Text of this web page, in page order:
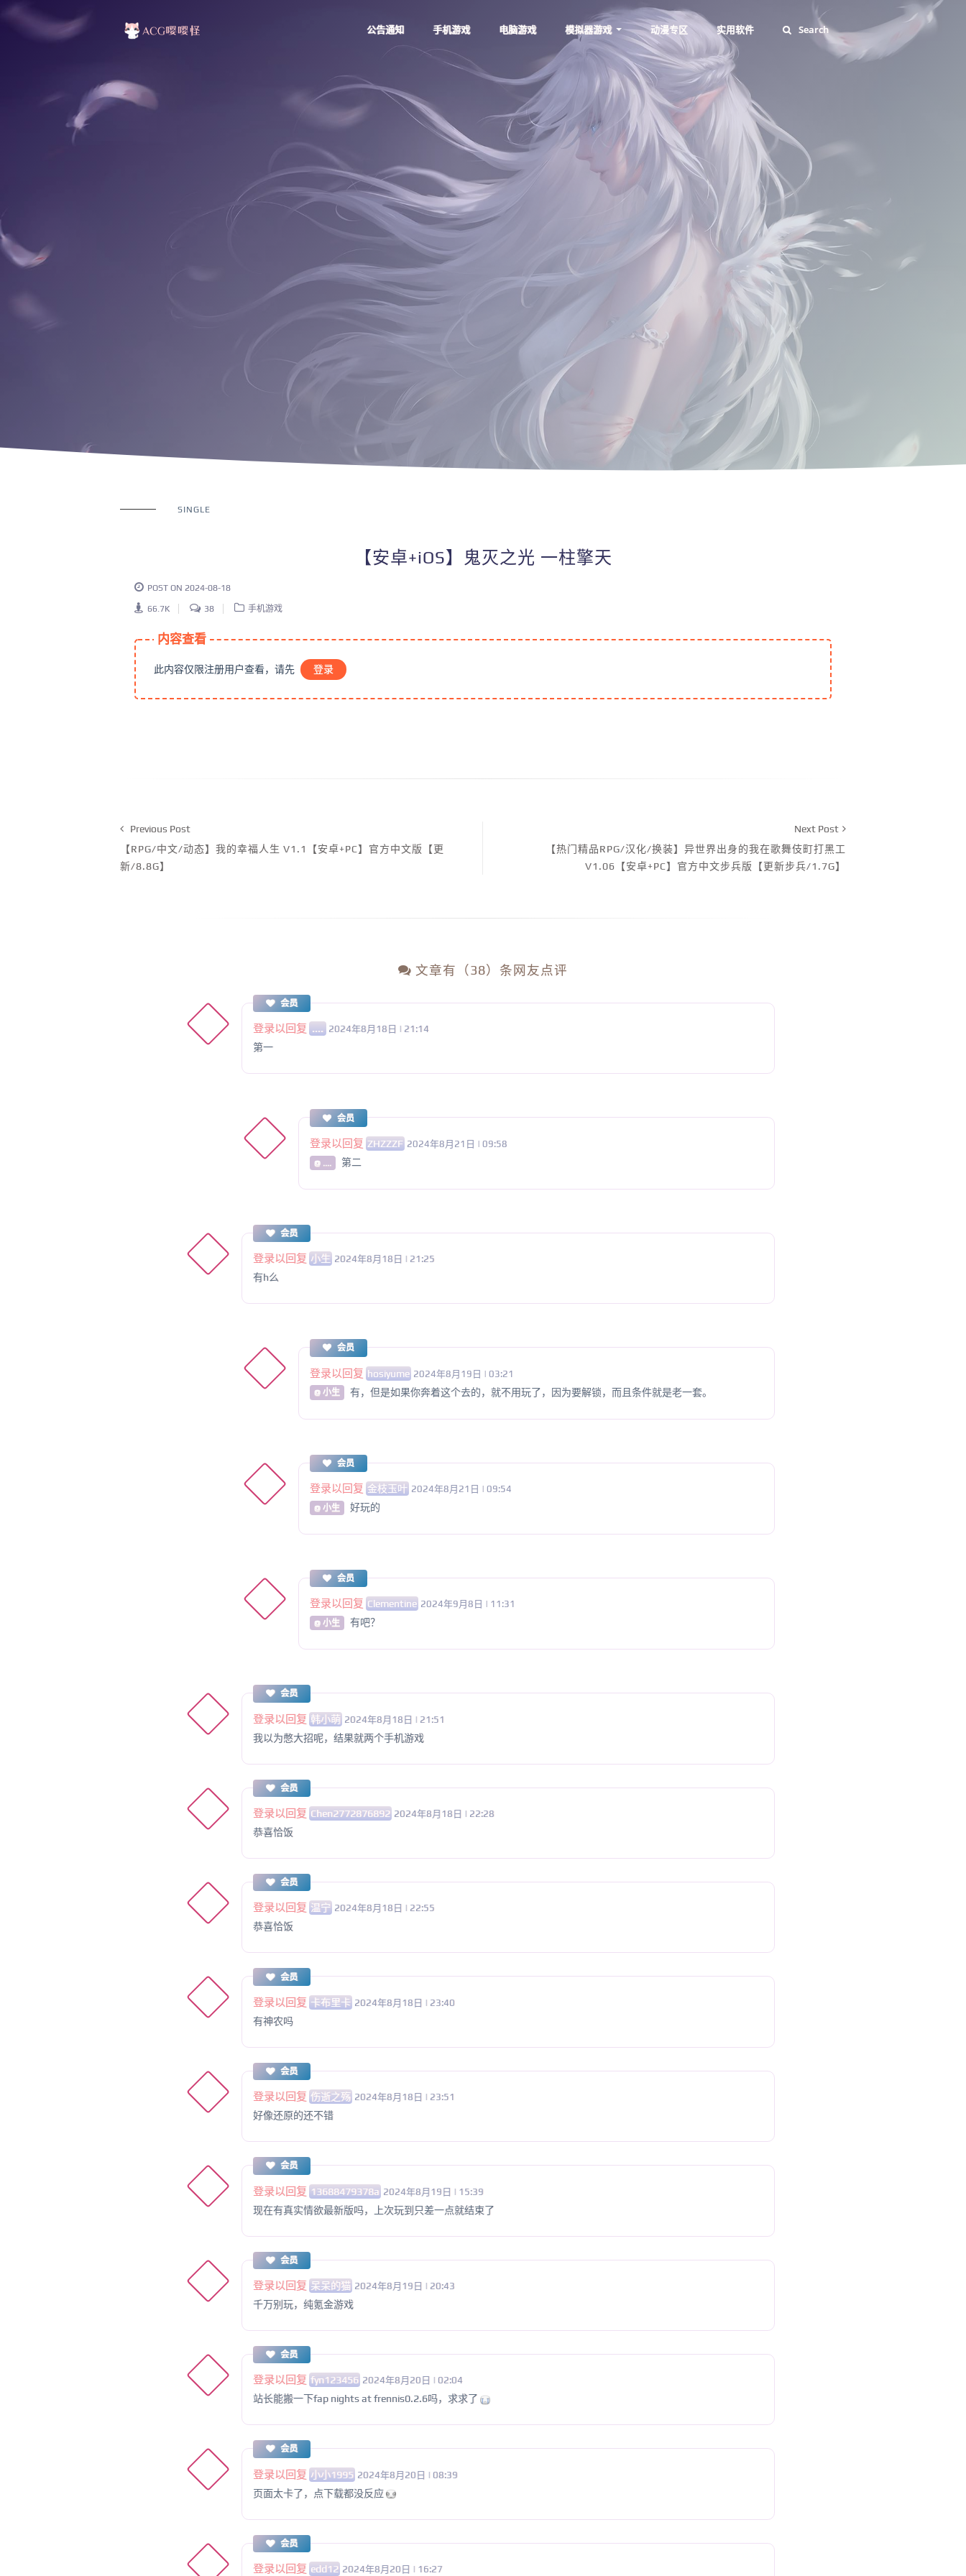
公告通知 手机游戏 电脑游戏 模拟器游戏 动漫专区 实用软件 Search
SINGLE
【安卓+iOS】鬼灭之光 一柱擎天
POST ON 2024-08-18
66.7K 38 手机游戏
内容查看
此内容仅限注册用户查看，请先 登录
Previous Post
【RPG/中文/动态】我的幸福人生 V1.1【安卓+PC】官方中文版【更
新/8.8G】
Next Post
【热门精品RPG/汉化/换装】异世界出身的我在歌舞伎町打黑工
V1.06【安卓+PC】官方中文步兵版【更新步兵/1.7G】
文章有（38）条网友点评
会员
登录以回复 .... 2024年8月18日 | 21:14
第一
会员
登录以回复 ZHZZZF 2024年8月21日 | 09:58
@ .... 第二
会员
登录以回复 小生 2024年8月18日 | 21:25
有h么
会员
登录以回复 hosiyume 2024年8月19日 | 03:21
@ 小生 有，但是如果你奔着这个去的，就不用玩了，因为要解锁，而且条件就是老一套。
会员
登录以回复 金枝玉叶 2024年8月21日 | 09:54
@ 小生 好玩的
会员
登录以回复 Clementine 2024年9月8日 | 11:31
@ 小生 有吧？
会员
登录以回复 韩小萌 2024年8月18日 | 21:51
我以为憋大招呢，结果就两个手机游戏
会员
登录以回复 Chen2772876892 2024年8月18日 | 22:28
恭喜恰饭
会员
登录以回复 温宁 2024年8月18日 | 22:55
恭喜恰饭
会员
登录以回复 卡布里卡 2024年8月18日 | 23:40
有神农吗
会员
登录以回复 伤逝之殇 2024年8月18日 | 23:51
好像还原的还不错
会员
登录以回复 13688479378a 2024年8月19日 | 15:39
现在有真实情欲最新版吗，上次玩到只差一点就结束了
会员
登录以回复 呆呆的猫 2024年8月19日 | 20:43
千万别玩，纯氪金游戏
会员
登录以回复 fyn123456 2024年8月20日 | 02:04
站长能搬一下fap nights at frennis0.2.6吗，求求了
会员
登录以回复 小小1995 2024年8月20日 | 08:39
页面太卡了，点下载都没反应
会员
登录以回复 edd12 2024年8月20日 | 16:27